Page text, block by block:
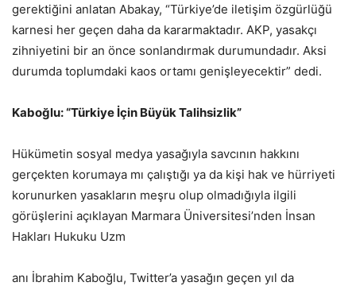
gerektiğini anlatan Abakay, “Türkiye’de iletişim özgürlüğü
karnesi her geçen daha da kararmaktadır. AKP, yasakçı
zihniyetini bir an önce sonlandırmak durumundadır. Aksi
durumda toplumdaki kaos ortamı genişleyecektir” dedi.
Kaboğlu: “Türkiye İçin Büyük Talihsizlik”
Hükümetin sosyal medya yasağıyla savcının hakkını
gerçekten korumaya mı çalıştığı ya da kişi hak ve hürriyeti
korunurken yasakların meşru olup olmadığıyla ilgili
görüşlerini açıklayan Marmara Üniversitesi’nden İnsan
Hakları Hukuku Uzm
anı İbrahim Kaboğlu, Twitter’a yasağın geçen yıl da